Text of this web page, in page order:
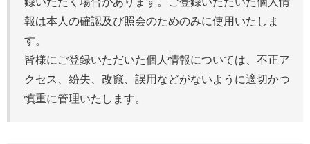
報は本人の確認及び照会のためのみに使用いたしま
す。
皆様にご登録いただいた個人情報については、不正ア
クセス、紛失、改竄、誤用などがないように適切かつ
慎重に管理いたします。